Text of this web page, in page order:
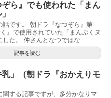
ら』でも使われた「まん
話です。 朝ドラ『なつぞら』第
』で使用されていた「まんぷくヌ
した。 仲さんとなつではな...
記事を読む
乳」（朝ドラ『おかえりモ
関する記事ですが、多分かなりマ